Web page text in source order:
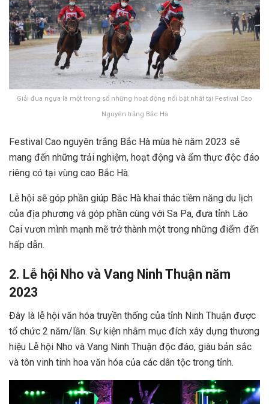
Giải đua ngựa là một trong số những hoạt động nổi bật nhất tại Festival Cao
Nguyên trắng Bắc Hà
Festival Cao nguyên trắng Bắc Hà mùa hè năm 2023 sẽ
mang đến những trải nghiệm, hoạt động và ẩm thực độc đáo
riêng có tại vùng cao Bắc Hà.
Lễ hội sẽ góp phần giúp Bắc Hà khai thác tiềm năng du lịch
của địa phương và góp phần cùng với Sa Pa, đưa tỉnh Lào
Cai vươn mình mạnh mẽ trở thành một trong những điểm đến
hấp dẫn.
2. Lễ hội Nho và Vang Ninh Thuận năm
2023
Đây là lễ hội văn hóa truyền thống của tỉnh Ninh Thuận được
tổ chức 2 năm/lần. Sự kiện nhằm mục đích xây dựng thương
hiệu Lễ hội Nho và Vang Ninh Thuận độc đáo, giàu bản sắc
và tôn vinh tinh hoa văn hóa của các dân tộc trong tỉnh.